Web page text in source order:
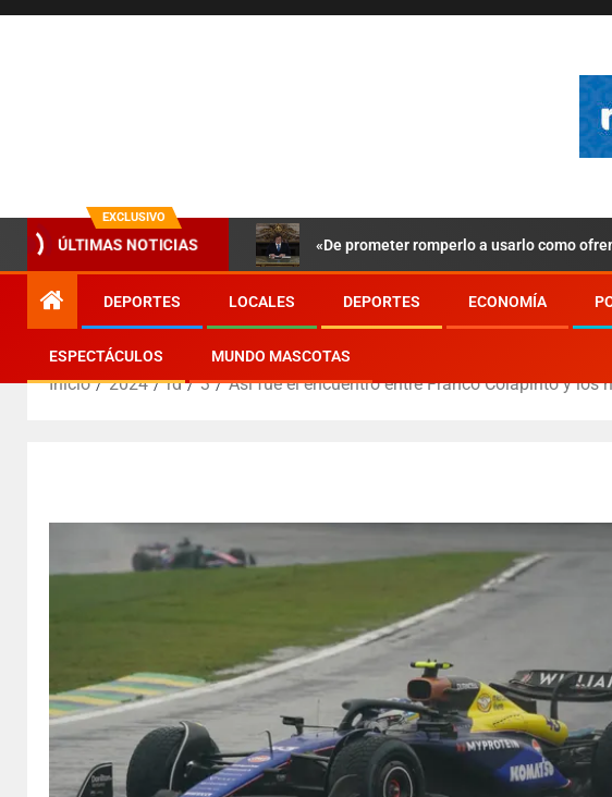
EXCLUSIVO
ÚLTIMAS NOTICIAS «De prometer romperlo a usarlo como
DEPORTES LOCALES DEPORTES ECONOMÍA
ESPECTÁCULOS MUNDO MASCOTAS
Inicio 2024 rd 3 Así fue el encuentro entre Franco Colapinto y los